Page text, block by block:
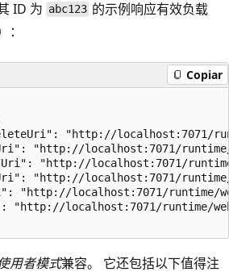
ID 为 abc123 的示例响应有效负载
Copiar
"http://localhost:7071/
"http://localhost:7071/
"http://localhost:7071/
"http://localhost:7071/
"http://localhost:7071/
"http://localhost:7071/runtime/
用者模式兼容。 它还包括以下值得注